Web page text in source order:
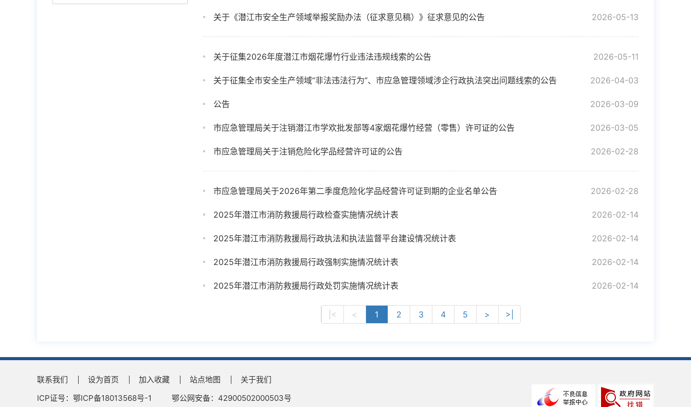
关于《潜江市安全生产领域举报奖励办法（征求意见稿）》征求意见的公告 2026-05-13
关于征集2026年度潜江市烟花爆竹行业违法违规线索的公告 2026-05-11
关于征集全市安全生产领域“非法违法行为”、市应急管理领域涉企行政执法突出问题线索的公告 2026-04-03
公告 2026-03-09
市应急管理局关于注销潜江市学欢批发部等4家烟花爆竹经营（零售）许可证的公告 2026-03-05
市应急管理局关于注销危险化学品经营许可证的公告 2026-02-28
市应急管理局关于2026年第二季度危险化学品经营许可证到期的企业名单公告 2026-02-28
2025年潜江市消防救援局行政检查实施情况统计表 2026-02-14
2025年潜江市消防救援局行政执法和执法监督平台建设情况统计表 2026-02-14
2025年潜江市消防救援局行政强制实施情况统计表 2026-02-14
2025年潜江市消防救援局行政处罚实施情况统计表 2026-02-14
|< < 1 2 3 4 5 > >|
联系我们 设为首页 加入收藏 站点地图
关于我们
ICP证号：鄂ICP备18013568号-1
鄂公网安备：42900502000503号